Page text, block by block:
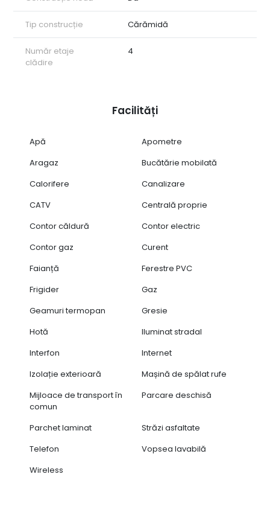
Tip construcție Cărămidă
Număr etaje
clădire
4
Facilități
Apă
Apometre
Aragaz
Bucătărie mobilată
Calorifere
Canalizare
CATV
Centrală proprie
Contor căldură
Contor electric
Contor gaz
Curent
Faianță
Ferestre PVC
Frigider
Gaz
Geamuri termopan
Gresie
Hotă
Iluminat stradal
Interfon
Internet
Izolație exterioară
Mașină de spălat rufe
Mijloace de transport în
comun
Parcare deschisă
Parchet laminat
Străzi asfaltate
Telefon
Vopsea lavabilă
Wireless